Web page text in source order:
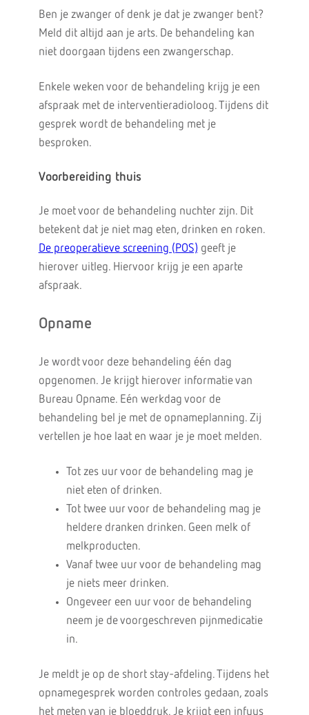
Ben je zwanger of denk je dat je zwanger bent?
Meld dit altijd aan je arts. De behandeling kan
niet doorgaan tijdens een zwangerschap.
Enkele weken voor de behandeling krijg je een
afspraak met de interventieradioloog. Tijdens dit
gesprek wordt de behandeling met je
besproken.
Voorbereiding thuis
Je moet voor de behandeling nuchter zijn. Dit
betekent dat je niet mag eten, drinken en roken.
De preoperatieve screening (POS)geeft je
hierover uitleg. Hiervoor krijg je een aparte
afspraak.
Opname
Je wordt voor deze behandeling één dag
opgenomen. Je krijgt hierover informatie van
Bureau Opname. Eén werkdag voor de
behandeling bel je met de opnameplanning. Zij
vertellen je hoe laat en waar je je moet melden.
Tot zes uur voor de behandeling mag je
niet eten of drinken.
Tot twee uur voor de behandeling mag je
heldere dranken drinken. Geen melk of
melkproducten.
Vanaf twee uur voor de behandeling mag
je niets meer drinken.
Ongeveer een uur voor de behandeling
neem je de voorgeschreven pijnmedicatie
in.
Je meldt je op de short stay-afdeling. Tijdens het
opnamegesprek worden controles gedaan, zoals
het meten van je bloeddruk. Je krijgt een infuus